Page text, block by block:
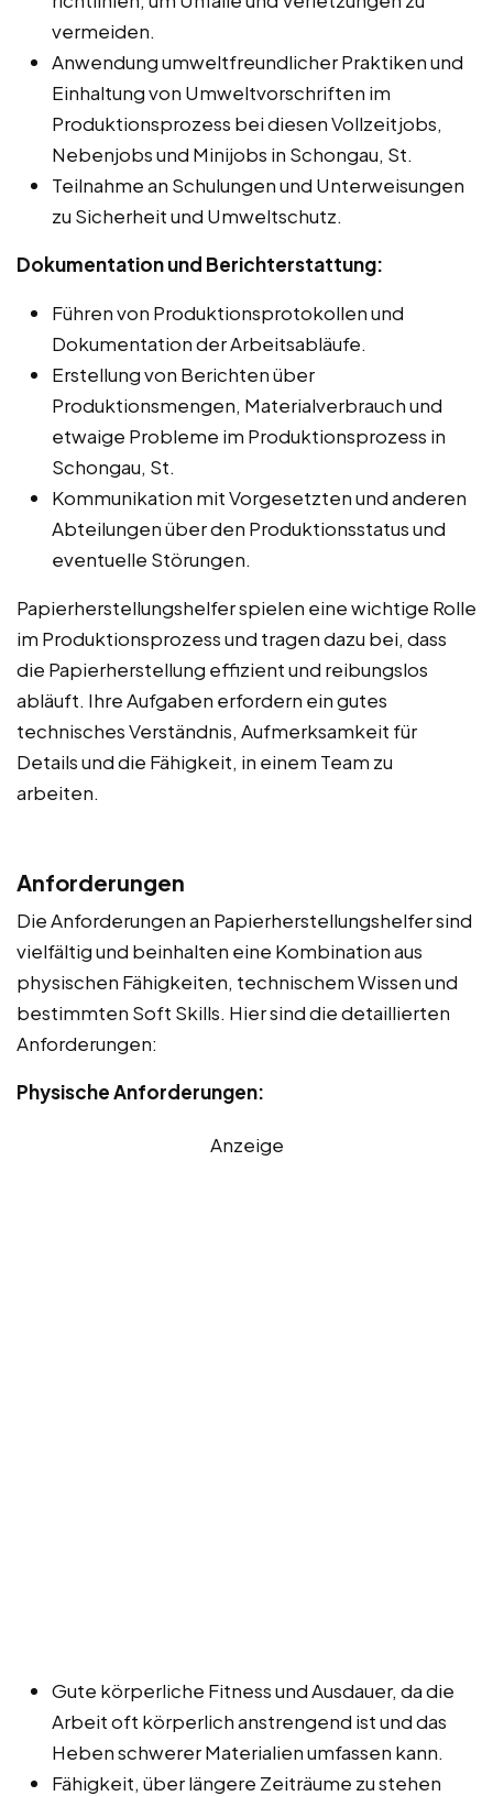
vermeiden.
Anwendung umweltfreundlicher Praktiken und
Einhaltung von Umweltvorschriften im
Produktionsprozess bei diesen Vollzeitjobs,
Nebenjobs und Minijobs in Schongau, St.
Teilnahme an Schulungen und Unterweisungen
zu Sicherheit und Umweltschutz.
Dokumentation und Berichterstattung:
Führen von Produktionsprotokollen und
Dokumentation der Arbeitsabläufe.
Erstellung von Berichten über
Produktionsmengen, Materialverbrauch und
etwaige Probleme im Produktionsprozess in
Schongau, St.
Kommunikation mit Vorgesetzten und anderen
Abteilungen über den Produktionsstatus und
eventuelle Störungen.
Papierherstellungshelfer spielen eine wichtige Rolle
im Produktionsprozess und tragen dazu bei, dass
die Papierherstellung effizient und reibungslos
abläuft. Ihre Aufgaben erfordern ein gutes
technisches Verständnis, Aufmerksamkeit für
Details und die Fähigkeit, in einem Team zu
arbeiten.
Anforderungen
Die Anforderungen an Papierherstellungshelfer sind
vielfältig und beinhalten eine Kombination aus
physischen Fähigkeiten, technischem Wissen und
bestimmten Soft Skills. Hier sind die detaillierten
Anforderungen:
Physische Anforderungen:
Anzeige
Gute körperliche Fitness und Ausdauer, da die
Arbeit oft körperlich anstrengend ist und das
Heben schwerer Materialien umfassen kann.
Fähigkeit, über längere Zeiträume zu stehen